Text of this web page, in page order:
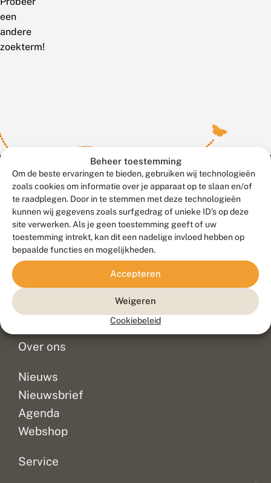
Beheer toestemming
Om de beste ervaringen te bieden, gebruiken wij technologieën
zoals cookies om informatie over je apparaat op te slaan en/of
te raadplegen. Door in te stemmen met deze technologieën
kunnen wij gegevens zoals surfgedrag of unieke ID's op deze
site verwerken. Als je geen toestemming geeft of uw
toestemming intrekt, kan dit een nadelige invloed hebben op
bepaalde functies en mogelijkheden.
Accepteren
Weigeren
Cookiebeleid
een
andere
zoekterm!
Contact
Veelgestelde vragen
Doneer
Over ons
Nieuws
Nieuwsbrief
Agenda
Webshop
Service
Meld waarnemingen© 2026 Vlinderstichting
Duurzaam ontwikkeld door
Go2People
, ontworpen door
Blue Field Agency
Privacy
Disclaimer
Sitemap